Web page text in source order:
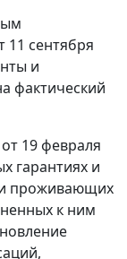
11 сентября
и
фактический
19 февраля
гарантиях и
проживающих
к ним